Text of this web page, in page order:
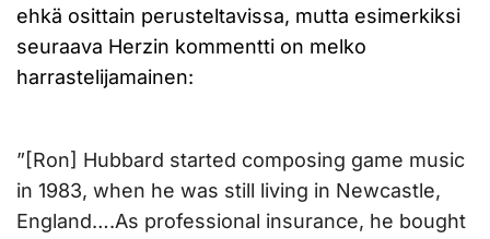
ehkä osittain perusteltavissa, mutta esimerkiksi
seuraava Herzin kommentti on melko
harrastelijamainen:
”[Ron] Hubbard started composing game music
in 1983, when he was still living in Newcastle,
England….As professional insurance, he bought